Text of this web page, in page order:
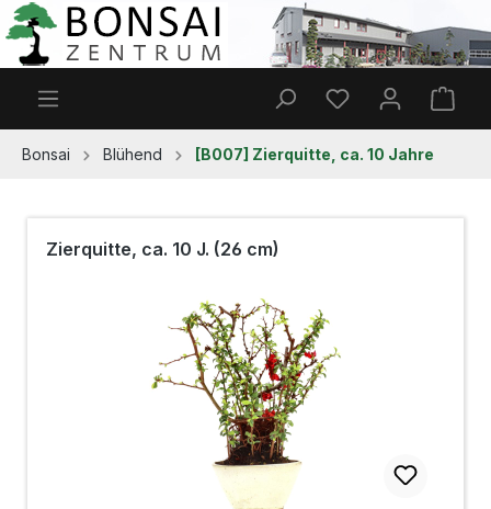
Zum Hauptinhalt springen
Du hast 0
Bonsai Blühend [B007] Zierquitte, ca. 10 Jahre
Zierquitte, ca. 10 J. (26 cm)